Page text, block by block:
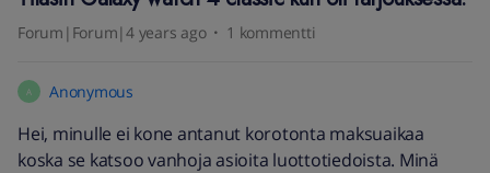
Forum|Forum|4 years ago 1 kommentti
A Anonymous
Hei, minulle ei kone antanut korotonta maksuaikaa
koska se katsoo vanhoja asioita luottotiedoista. Minä